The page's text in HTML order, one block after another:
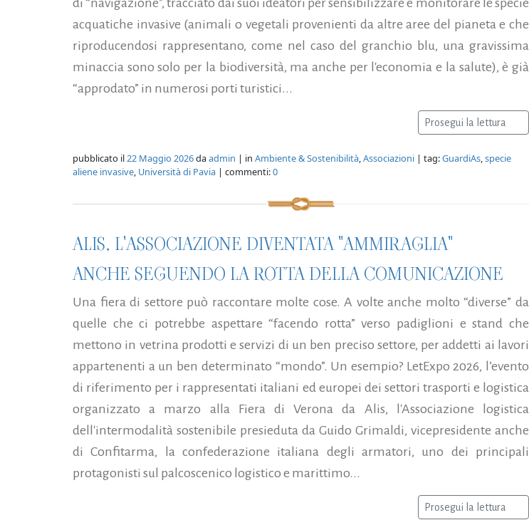
acquatiche invasive (animali o vegetali provenienti da altre aree del pianeta e che
riproducendosi rappresentano, come nel caso del granchio blu, una gravissima
minaccia sono solo per la biodiversità, ma anche per l'economia e la salute), è già
“approdato” in numerosi porti turistici...
Prosegui la lettura
pubblicato il22 Maggio 2026daadmin | in Ambiente & Sostenibilità,Associazioni | tag:GuardiAs,specie
aliene invasive, Università di Pavia | commenti:0
ALIS, L'ASSOCIAZIONE DIVENTATA "AMMIRAGLIA"
ANCHE SEGUENDO LA ROTTA DELLA COMUNICAZIONE
Una fiera di settore può raccontare molte cose. A volte anche molto “diverse” da
quelle che ci potrebbe aspettare “facendo rotta” verso padiglioni e stand che
mettono in vetrina prodotti e servizi di un ben preciso settore, per addetti ai lavori
appartenenti a un ben determinato “mondo”. Un esempio? LetExpo 2026, l’evento
di riferimento per i rappresentati italiani ed europei dei settori trasporti e logistica
organizzato a marzo alla Fiera di Verona da Alis, l'Associazione logistica
dell'intermodalità sostenibile presieduta da Guido Grimaldi, vicepresidente anche
di Confitarma, la confederazione italiana degli armatori, uno dei principali
protagonisti sul palcoscenico logistico e marittimo...
Prosegui la lettura